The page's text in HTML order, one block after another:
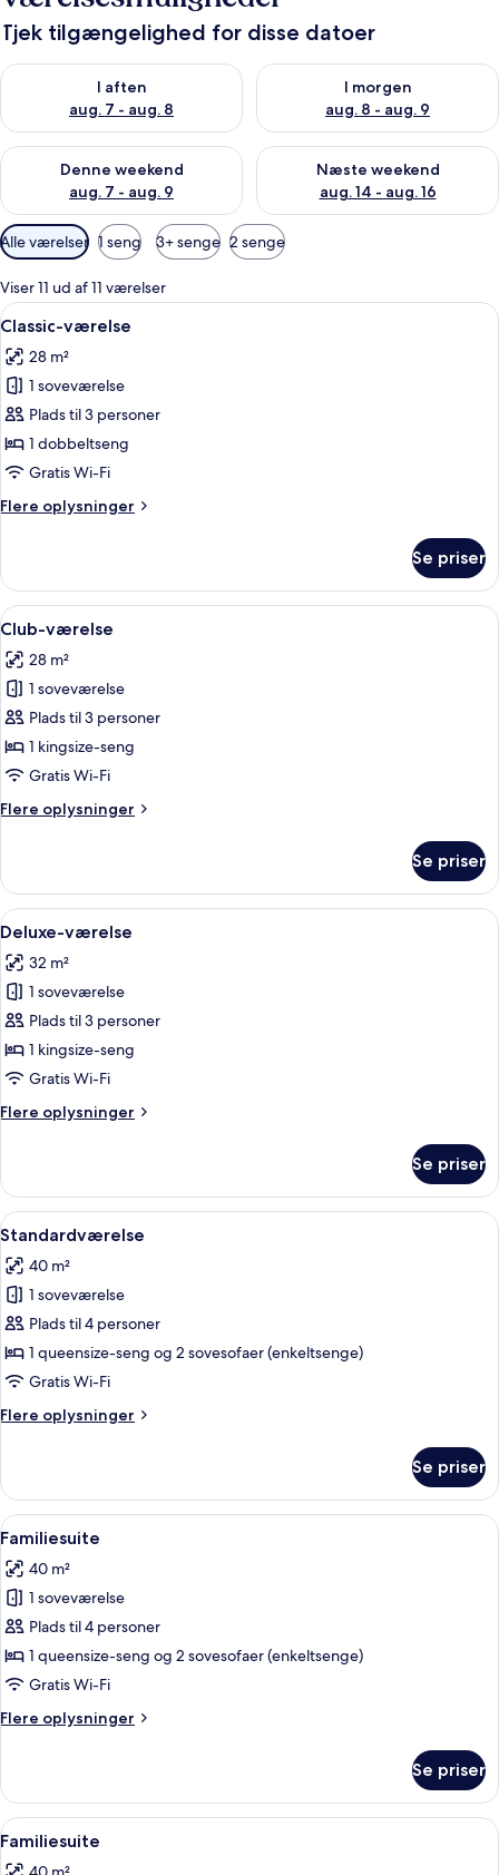
Tjek tilgængelighed for disse datoer
I aften
aug. 7 - aug. 8
Tjek tilgængelighed for i aften aug. 7 - aug. 8
I morgen
aug. 8 - aug. 9
Tjek tilgængelighed for i
Denne weekend
aug. 7 - aug. 9
Tjek tilgængelighed for denne weekend aug. 7 - aug. 9
Næste weekend
aug. 14 - aug. 16
Tjek tilgængelighed for næste
Tilgængelige
filtre
for
værelser
Alle værelser 1 seng 3+ senge 2 senge
Viser 11 ud af 11 værelser
Indlæs
alle
billeder
af
Classic-
værelse
Et moderne hotelværelse med seng,
4
Classic-værelse
28 m²
1 soveværelse
Plads til 3 personer
1 dobbeltseng
Gratis Wi-Fi
Flere oplysninger
Flere
værelse
Se priser
Indlæs
alle
billeder
af
Club-
værelse
Et hotelværelse med en seng, et
4
Club-værelse
28 m²
1 soveværelse
Plads til 3 personer
1 kingsize-seng
Gratis Wi-Fi
Flere oplysninger
Flere
værelse
Se priser
Indlæs
alle
billeder
af
Deluxe-
værelse
Et moderne hotelværelse med en
4
Deluxe-værelse
32 m²
1 soveværelse
Plads til 3 personer
1 kingsize-seng
Gratis Wi-Fi
Flere oplysninger
Flere
værelse
Se priser
Indlæs
alle
billeder
af
Standardværelse
Et moderne interiør med en
5
Standardværelse
40 m²
1 soveværelse
Plads til 4 personer
1 queensize-seng og 2 sovesofaer (enkeltsenge)
Gratis Wi-Fi
Flere oplysninger
Flere
Se priser
Indlæs
alle
billeder
af
Familiesuite
Et moderne hotelværelse med
7
Familiesuite
40 m²
1 soveværelse
Plads til 4 personer
1 queensize-seng og 2 sovesofaer (enkeltsenge)
Gratis Wi-Fi
Flere oplysninger
Flere
Se priser
Indlæs
alle
Et hotelværelse med en stor seng,
4
Familiesuite